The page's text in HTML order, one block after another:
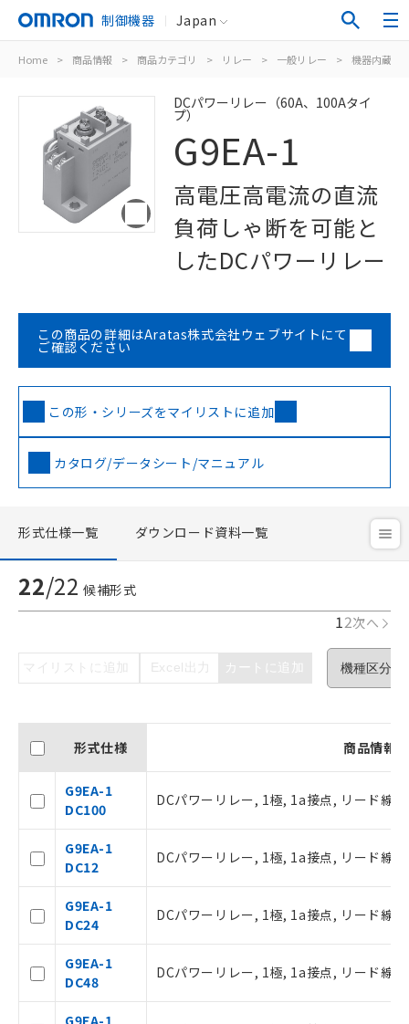
制御機器 Japan
Home > 商品情報 > 商品カテゴリ > リレー > 一般リレー > 機器内蔵用
DCパワーリレー（60A、100Aタイ
プ）
G9EA-1
高電圧高電流の直流
負荷しゃ断を可能と
したDCパワーリレー
この商品の詳細はAratas株式会社ウェブサイトにて
ご確認ください
この形・シリーズをマイリストに追加
カタログ/データシート/マニュアル
形式仕様一覧 ダウンロード資料一覧
22/22 候補形式
12次へ
マイリストに追加 Excel出力 カートに追加
形式仕様 商品情報
G9EA-1
DC100
DCパワーリレー, 1極, 1a接点, リード線
G9EA-1
DC12
DCパワーリレー, 1極, 1a接点, リード線
G9EA-1
DC24
DCパワーリレー, 1極, 1a接点, リード線
G9EA-1
DC48
DCパワーリレー, 1極, 1a接点, リード線
G9EA-1